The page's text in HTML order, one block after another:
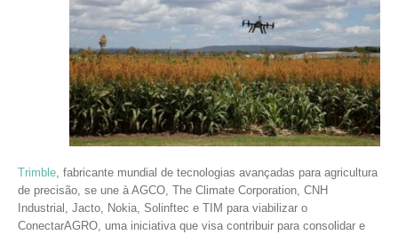
Trimble , fabricante mundial de tecnologias avançadas para agricultura
de precisão, se une à AGCO, The Climate Corporation, CNH
Industrial, Jacto, Nokia, Solinftec e TIM para viabilizar o
ConectarAGRO, uma iniciativa que visa contribuir para consolidar e